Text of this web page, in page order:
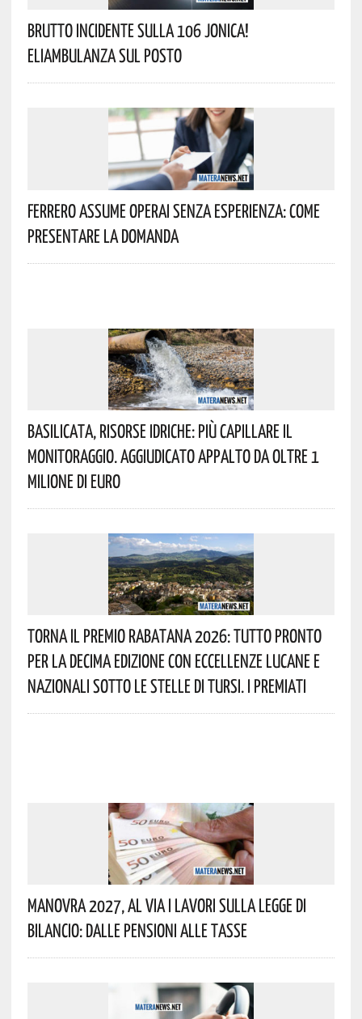
Brutto Incidente Sulla 106 Jonica!
Eliambulanza Sul Posto
Ferrero Assume Operai Senza Esperienza: Come
Presentare La Domanda
Basilicata, Risorse Idriche: Più Capillare Il
Monitoraggio. Aggiudicato Appalto Da Oltre 1
Milione Di Euro
Torna Il Premio Rabatana 2026: Tutto Pronto
Per La Decima Edizione Con Eccellenze Lucane E
Nazionali Sotto Le Stelle Di Tursi. I Premiati
Manovra 2027, Al Via I Lavori Sulla Legge Di
Bilancio: Dalle Pensioni Alle Tasse